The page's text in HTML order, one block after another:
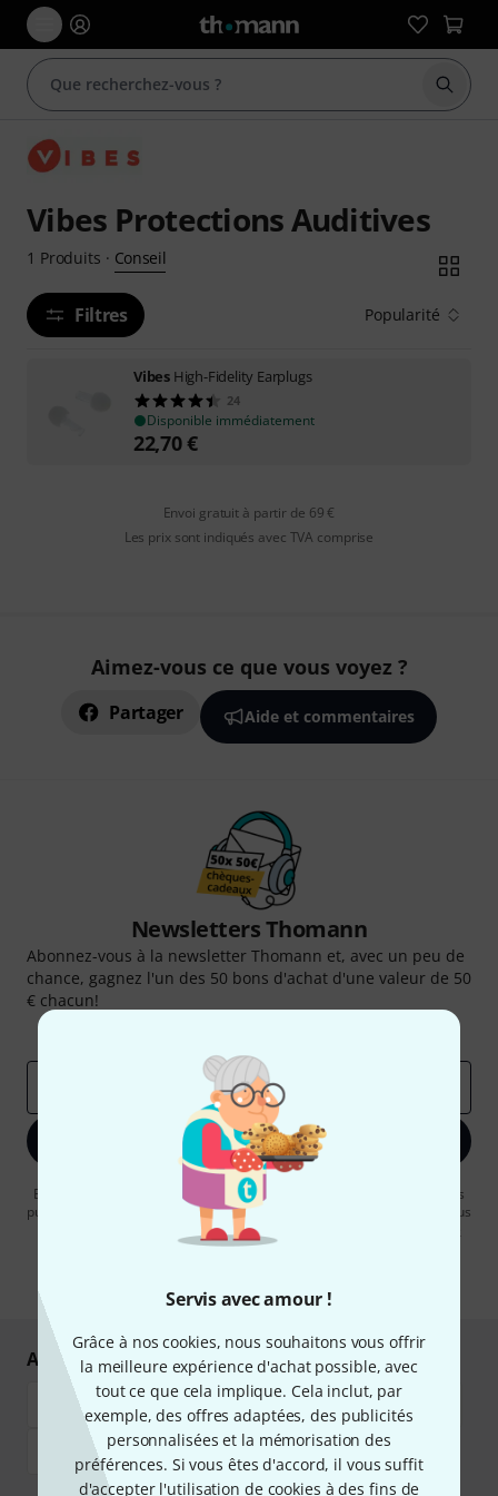
Servis avec amour !
Grâce à nos cookies, nous souhaitons vous offrir
la meilleure expérience d'achat possible, avec
tout ce que cela implique. Cela inclut, par
exemple, des offres adaptées, des publicités
personnalisées et la mémorisation des
préférences. Si vous êtes d'accord, il vous suffit
d'accepter l'utilisation de cookies à des fins de
Vibes Protections Auditives
1 Produits · Conseil
Filtres Popularité
Vibes High-Fidelity Earplugs
24
Disponible immédiatement
22,70€
Envoi gratuit à partir de 69 €
Les prix sont indiqués avec TVA comprise
Aimez-vous ce que vous voyez ?
Partager Aide et commentaires
Newsletters Thomann
Abonnez-vous à la newsletter Thomann et, avec un peu de
chance, gagnez l'un des 50 bons d'achat d'une valeur de 50
€ chacun!
S'inscrire maintenant
En cliquant sur "S'inscrire maintenant", vous acceptez de recevoir des
publicités par e-mail. La désinscription est possible à tout moment. Vous
pouvez trouver plus d'informations à ce sujet dans notre
confidentialité
Achetez et payez en toute sécurité